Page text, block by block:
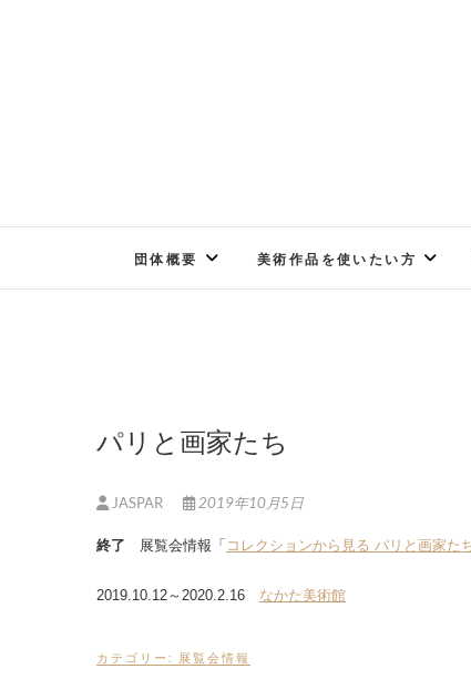
団体概要 美術作品を使いたい方
パリと画家たち
JASPAR 2019年10月5日
終了 展覧会情報「 コレクションから見る パリと画家た
2019.10.12～2020.2.16 なかた美術館
カテゴリー: 展覧会情報